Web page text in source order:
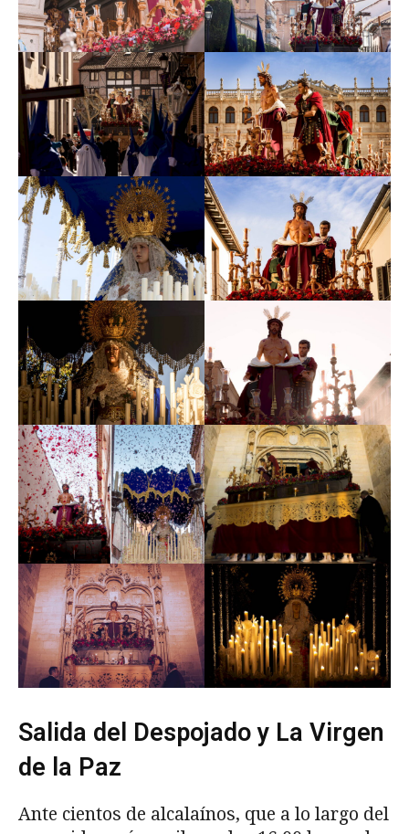
Salida del Despojado y La Virgen
de la Paz
Ante cientos de alcalaínos, que a lo largo del